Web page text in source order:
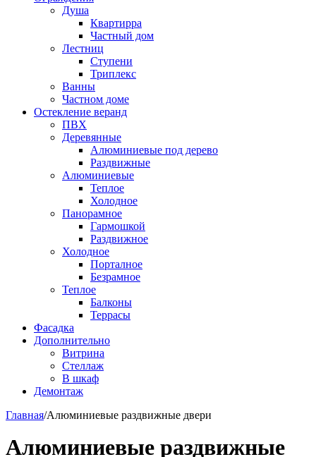
Душа
Квартирра
Частный дом
Лестниц
Ступени
Триплекс
Ванны
Частном доме
Остекление веранд
ПВХ
Деревянные
Алюминиевые под дерево
Раздвижные
Алюминиевые
Теплое
Холодное
Панорамное
Гармошкой
Раздвижное
Холодное
Порталное
Безрамное
Теплое
Балконы
Террасы
Фасадка
Дополнительно
Витрина
Стеллаж
В шкаф
Демонтаж
Главная/Алюминиевые раздвижные двери
Алюминиевые раздвижные